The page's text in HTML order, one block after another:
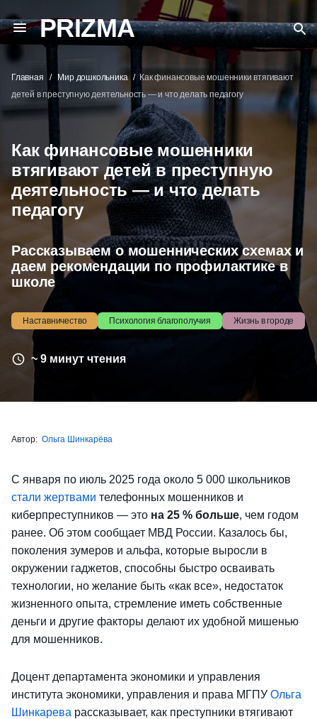
PRIZMA
Главная Мир дошкольника
Как финансовые мошенники втягивают
детей в преступную деятельность — и что делать педагогу
Как финансовые мошенники
втягивают детей в преступную
деятельность — и что делать
педагогу
Рассказываем о мошеннических схемах и
даем рекомендации по профилактике в
школе
Наставничество Психология благополучия Жизнь в городе
~ 9 минут чтения
Автор: Ольга Шинкарёва
С января по июль 2025 года около 5 000 школьников
стали жертвами телефонных мошенников и
киберпреступников — это на 25 % больше, чем годом
ранее. Об этом сообщает МВД России. Казалось бы,
поколения зумеров и альфа, которые выросли в
окружении гаджетов, способны быстро осваивать
технологии, но желание быть «как все», недостаток
жизненного опыта, стремление иметь собственные
деньги и другие факторы делают их удобной мишенью
для мошенников.
Доцент департамента экономики и управления
института экономики, управления и права МГПУ Ольга
Шинкарева рассказывает, как преступники втягивают